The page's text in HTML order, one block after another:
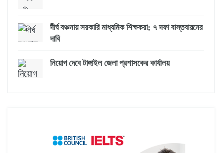
দীর্ঘ বঞ্চনায় সরকারি মাধ্যমিক শিক্ষকরা; ৭ দফা বাস্তবায়নের
দাবি
নিয়োগ দেবে টাঙ্গাইল জেলা প্রশাসকের কার্যালয়